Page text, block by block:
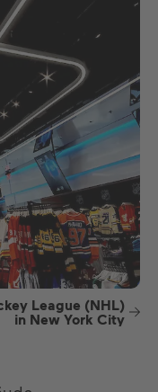
League (NHL)
in New York City